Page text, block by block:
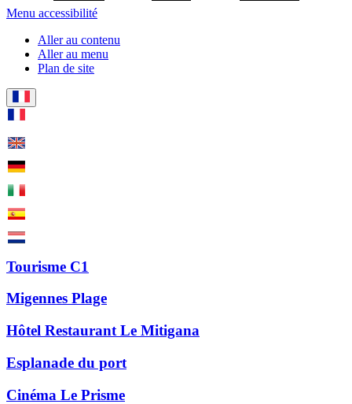
Menu accessibilité
Aller au contenu
Aller au menu
Plan de site
Tourisme C1
Migennes Plage
Hôtel Restaurant Le Mitigana
Esplanade du port
Cinéma Le Prisme